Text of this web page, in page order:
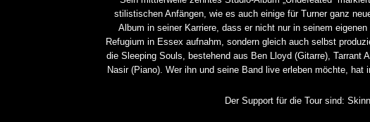
stilistischen Anfängen, wie es auch einige für Turner ganz
Album in seiner Karriere, dass er nicht nur in seinem
Refugium in Essex aufnahm, sondern gleich auch selbst
die Sleeping Souls, bestehend aus Ben Lloyd (Gitarre), Tarrant
Nasir (Piano). Wer ihn und seine Band live erleben möchte,
Der Support für die Tour sind: